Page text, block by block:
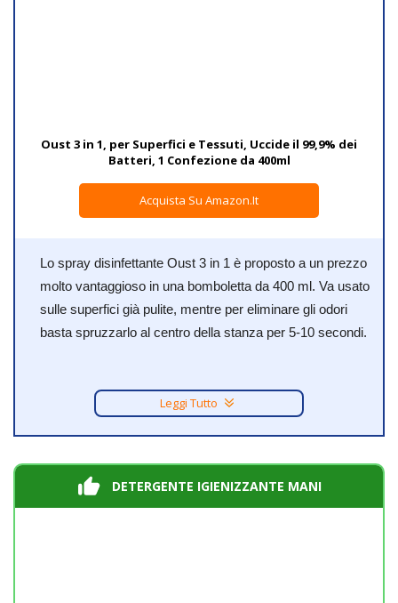
Oust 3 in 1, per Superfici e Tessuti, Uccide il 99,9% dei
Batteri, 1 Confezione da 400ml
Acquista Su Amazon.it
Lo spray disinfettante Oust 3 in 1 è proposto a un prezzo
molto vantaggioso in una bomboletta da 400 ml. Va usato
sulle superfici già pulite, mentre per eliminare gli odori
basta spruzzarlo al centro della stanza per 5-10 secondi.
Leggi Tutto
DETERGENTE IGIENIZZANTE MANI